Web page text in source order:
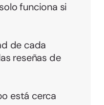
funciona si
de cada
reseñas de
está cerca